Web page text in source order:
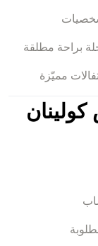
براحة مطلقة
مميّزة